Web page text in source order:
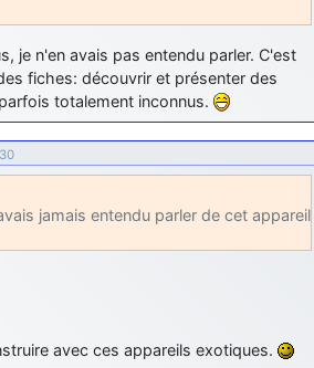
je n'en avais pas entendu parler. C'est
fiches: découvrir et présenter des
totalement inconnus.
jamais entendu parler de cet appareil
avec ces appareils exotiques.